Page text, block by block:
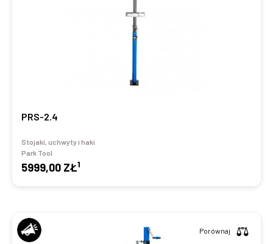
PRS-2.4
Stojaki, uchwyty i haki
Park Tool
5999,00 ZŁ1
Porównaj